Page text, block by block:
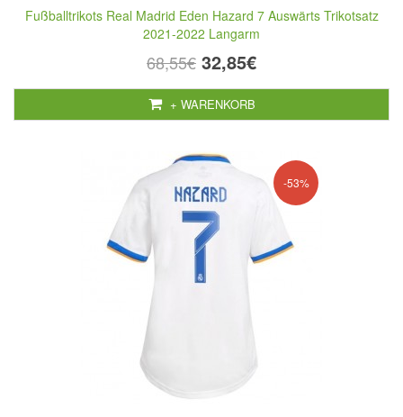
Fußballtrikots Real Madrid Eden Hazard 7 Auswärts Trikotsatz
2021-2022 Langarm
68,55€ 32,85€
+ WARENKORB
-53%